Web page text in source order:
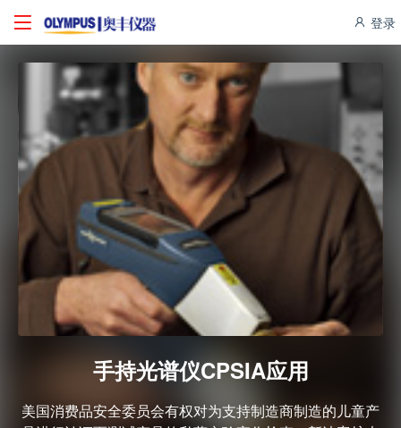
登录
手持光谱仪CPSIA应用
美国消费品安全委员会有权对为支持制造商制造的儿童产